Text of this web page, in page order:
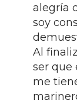
alegría
soy
Al
ser que
me